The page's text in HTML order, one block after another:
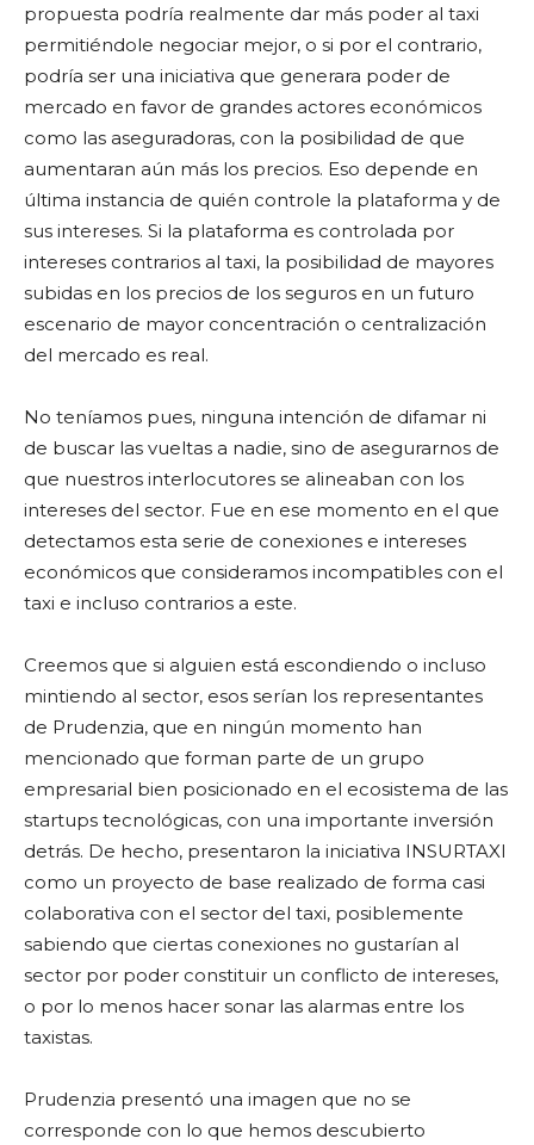
propuesta podría realmente dar más poder al taxi
permitiéndole negociar mejor, o si por el contrario,
podría ser una iniciativa que generara poder de
mercado en favor de grandes actores económicos
como las aseguradoras, con la posibilidad de que
aumentaran aún más los precios. Eso depende en
última instancia de quién controle la plataforma y de
sus intereses. Si la plataforma es controlada por
intereses contrarios al taxi, la posibilidad de mayores
subidas en los precios de los seguros en un futuro
escenario de mayor concentración o centralización
del mercado es real.
No teníamos pues, ninguna intención de difamar ni
de buscar las vueltas a nadie, sino de asegurarnos de
que nuestros interlocutores se alineaban con los
intereses del sector. Fue en ese momento en el que
detectamos esta serie de conexiones e intereses
económicos que consideramos incompatibles con el
taxi e incluso contrarios a este.
Creemos que si alguien está escondiendo o incluso
mintiendo al sector, esos serían los representantes
de Prudenzia, que en ningún momento han
mencionado que forman parte de un grupo
empresarial bien posicionado en el ecosistema de las
startups tecnológicas, con una importante inversión
detrás. De hecho, presentaron la iniciativa INSURTAXI
como un proyecto de base realizado de forma casi
colaborativa con el sector del taxi, posiblemente
sabiendo que ciertas conexiones no gustarían al
sector por poder constituir un conflicto de intereses,
o por lo menos hacer sonar las alarmas entre los
taxistas.
Prudenzia presentó una imagen que no se
corresponde con lo que hemos descubierto